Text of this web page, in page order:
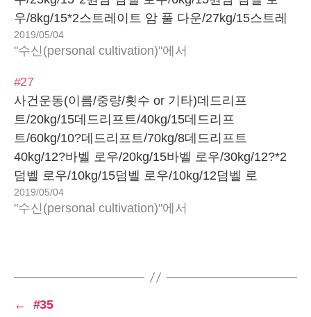
우/8kg/15*2스트레이트 암 풀 다운/27kg/15스트레
이트 암 풀 다운/35kg/15*2크런치//15*3배움느낌처
음 운동을 함혼자 해도 힘들다. 로우 동작을 할 때는
도 못하면 뭘 하느냐는 생각이 들지만, 결국 되지 않
는다. 정신 상태는 오롯이 몸에 달린 것 같다.케이블
머신무게 조절할 때…
2019/05/04
"수신(personal cultivation)"에서
#27
사건운동(이름/중량/횟수 or 기타)데드리프
트/20kg/15데드리프트/40kg/15데드리프
트/60kg/10?데드리프트/70kg/8데드리프트
40kg/12?바벨 로우/20kg/15바벨 로우/30kg/12?*2
덤벨 로우/10kg/15덤벨 로우/10kg/12덤벨 로
우/10kg/15스트레이트 암 풀 다운/?/15스트레이트
암 풀 다운/?+?/15*2바벨 컬/10kg/15*3헤머
마셨을 때 몸이 단단해지는 느낌이 뭔지 조금 알 거
같다.먹는 것잘 챙겨 먹을 생각 늘 해야 함.느낌이제
몸무게를 들었다.지지난 주 하체할 때 런지가 어찌
2019/05/04
"수신(personal cultivation)"에서
←
#35